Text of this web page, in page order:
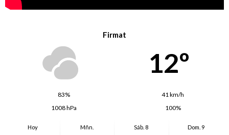
Firmat
12º
83%
41 km/h
1008 hPa
100%
Hoy
Mñn.
Sáb. 8
Dom. 9